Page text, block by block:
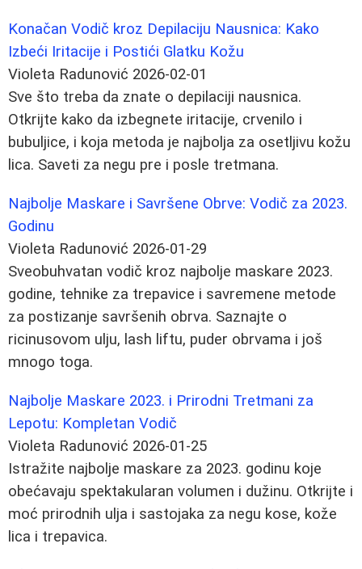
Konačan Vodič kroz Depilaciju Nausnica: Kako
Izbeći Iritacije i Postići Glatku Kožu
Violeta Radunović 2026-02-01
Sve što treba da znate o depilaciji nausnica.
Otkrijte kako da izbegnete iritacije, crvenilo i
bubuljice, i koja metoda je najbolja za osetljivu kožu
lica. Saveti za negu pre i posle tretmana.
Najbolje Maskare i Savršene Obrve: Vodič za 2023.
Godinu
Violeta Radunović 2026-01-29
Sveobuhvatan vodič kroz najbolje maskare 2023.
godine, tehnike za trepavice i savremene metode
za postizanje savršenih obrva. Saznajte o
ricinusovom ulju, lash liftu, puder obrvama i još
mnogo toga.
Najbolje Maskare 2023. i Prirodni Tretmani za
Lepotu: Kompletan Vodič
Violeta Radunović 2026-01-25
Istražite najbolje maskare za 2023. godinu koje
obećavaju spektakularan volumen i dužinu. Otkrijte i
moć prirodnih ulja i sastojaka za negu kose, kože
lica i trepavica.